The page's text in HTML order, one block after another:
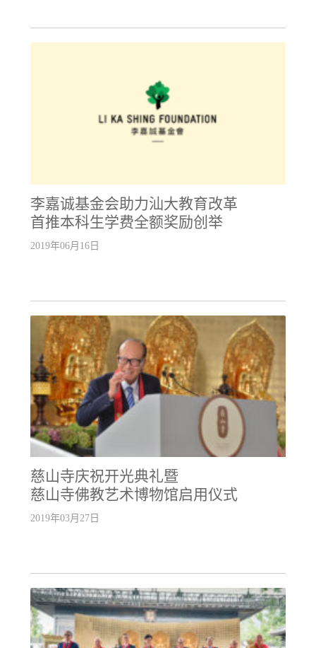
李嘉诚基金会助力汕大教育改革
首推本科生学费全额奖励创举
2019年06月16日
慈山寺庆祝开光典礼暨
慈山寺佛教艺术博物馆启用仪式
2019年03月27日